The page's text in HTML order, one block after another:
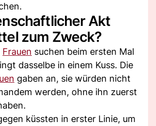
Akt
zum Zweck?
Frauen suchen beim ersten Mal
dasselbe in einem Kuss. Die
gaben an, sie würden nicht
werden, ohne ihn zuerst
küssten in erster Linie, um